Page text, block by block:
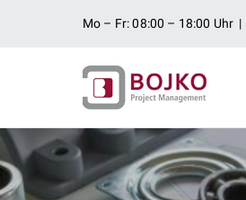
Mo – Fr: 08:00 – 18:00 Uhr